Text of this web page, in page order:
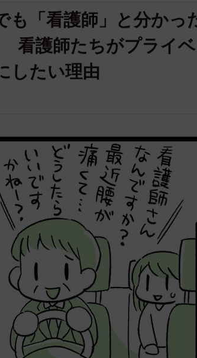
も「看護師」と分かっ
看護師たちがプライ
したい理由